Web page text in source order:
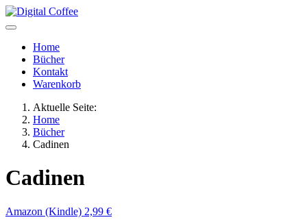
Home
Bücher
Kontakt
Warenkorb
Aktuelle Seite:
Home
Bücher
Cadinen
Cadinen
Amazon (Kindle) 2,99 €